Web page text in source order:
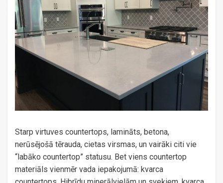
Starp virtuves countertops, lamināts, betona,
nerūsējošā tērauda, ​​cietas virsmas, un vairāki citi vie
“labāko countertop” statusu. Bet viens countertop
materiāls vienmēr vada iepakojumā: kvarca